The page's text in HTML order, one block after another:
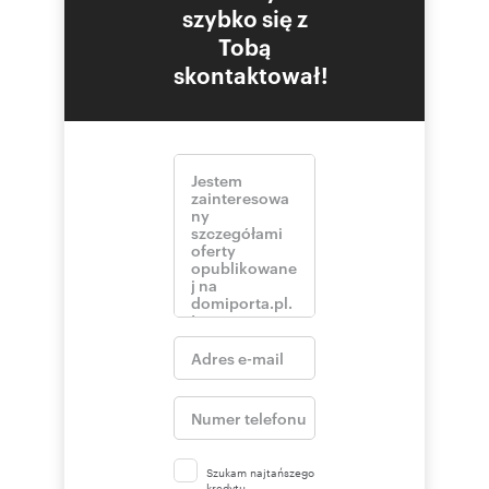
szybko się z
Tobą
skontaktował!
Szukam najtańszego